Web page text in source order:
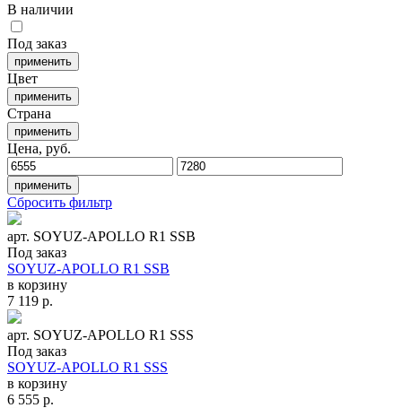
В наличии
Под заказ
Цвет
Страна
Цена, руб.
Сбросить фильтр
арт. SOYUZ-APOLLO R1 SSB
Под заказ
SOYUZ-APOLLO R1 SSB
в корзину
7 119 р.
арт. SOYUZ-APOLLO R1 SSS
Под заказ
SOYUZ-APOLLO R1 SSS
в корзину
6 555 р.